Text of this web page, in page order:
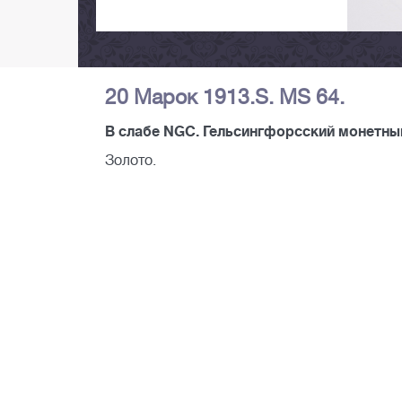
20 Марок 1913.S. MS 64.
В слабе NGC. Гельсингфорсский
Золото.